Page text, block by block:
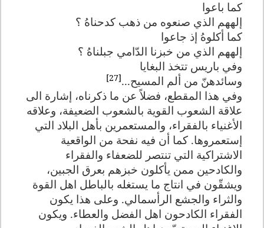
كما باعوا
إلههم الذي صنعوه من ذهب كدحناهُ ؟
كما أكلوهُ إذ جاعوا
إلههم الذي من خبزنا الدّامي جبلناهُ ؟
وفي باريس تتخذ البغايا
وسائدهنّ من ألم المسيح...[27]
وفي هذا المقطع، فضلاً عن ما ذكرناه، إشارة الى
علاقة الشعوب القوية بالشعوب الضعيفة، وعلاقه
الأغنياء بالفقراء، والمستعمرين بأهل البلاد التي
إستعمروها. كما أن فيه نفحة من الواقعية
الاشتراكية التي تنتصر للضعفاء والفقراء
والكادحين ممن يأكلون خبزهم بعرق الجبين،
ويشقّون في انتاج ما يستغله بالباطل اهل القوة
والثراء والجشع الرأسمالي. وعلى هذا يكون
الفقراء الكادحون اهل الفضل والعطاء. ويكون